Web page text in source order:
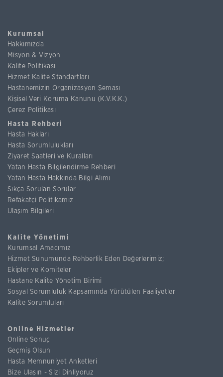
Kurumsal
Hakkımızda
Misyon & Vizyon
Kalite Politikası
Hizmet Kalite Standartları
Hastanemizin Organizasyon Şeması
Kişisel Veri Koruma Kanunu (K.V.K.K.)
Çerez Politikası
Hasta Rehberi
Hasta Hakları
Hasta Sorumlulukları
Ziyaret Saatleri ve Kuralları
Yatan Hasta Bilgilendirme Rehberi
Yatan Hasta Hakkında Bilgi Alımı
Sıkça Sorulan Sorular
Refakatçi Politikamız
Ulaşım Bilgileri
Kalite Yönetimi
Kurumsal Amacımız
Hizmet Sunumunda Rehberlik Eden Değerlerimiz;
Ekipler ve Komiteler
Hastane Kalite Yönetim Birimi
Sosyal Sorumluluk Kapsamında Yürütülen Faaliyetler
Kalite Sorumluları
Online Hizmetler
Online Sonuç
Geçmiş Olsun
Hasta Memnuniyet Anketleri
Bize Ulaşın - Sizi Dinliyoruz